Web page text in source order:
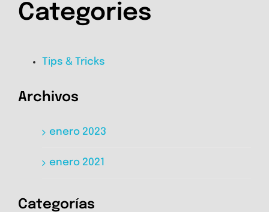
Categories
Tips & Tricks
Archivos
enero 2023
enero 2021
Categorías